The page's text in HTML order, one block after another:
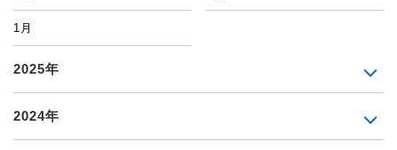
1月
2025年
2024年